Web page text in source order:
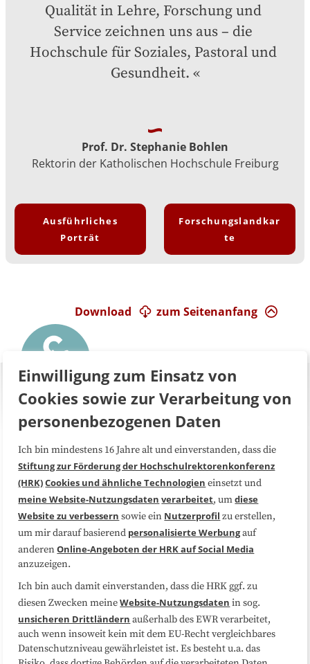
Qualität in Lehre, Forschung und
Service zeichnen uns aus – die
Hochschule für Soziales, Pastoral und
Gesundheit.
Prof. Dr. Stephanie Bohlen
Rektorin der Katholischen Hochschule Freiburg
Ausführliches
Porträt
Forschungslandkar
te
zum Seitenanfang
Download
Über uns FAQ
Medienarbeit Kooperationen
Datenschutzerklärung Impressum
Sitemap
Folgen Sie uns
Einwilligung zum Einsatz von
Cookies sowie zur Verarbeitung von
personenbezogenen Daten
Ich bin mindestens 16 Jahre alt und einverstanden, dass die
Stiftung zur Förderung der Hochschulrektorenkonferenz
(HRK)Cookies und ähnliche Technologien einsetzt und
meine Website-Nutzungsdaten verarbeitet, umdiese
Website zu verbessern sowie ein Nutzerprofil zu erstellen,
um mir darauf basierend personalisierte Werbungauf
anderenOnline-Angeboten der HRK auf Social Media
anzuzeigen.
Ich bin auch damit einverstanden, dass die HRK ggf. zu
diesen Zwecken meineWebsite-Nutzungsdaten in sog.
unsicheren Drittländern außerhalb des EWR verarbeitet,
auch wenn insoweit kein mit dem EU-Recht vergleichbares
Datenschutzniveau gewährleistet ist. Es besteht u.a. das